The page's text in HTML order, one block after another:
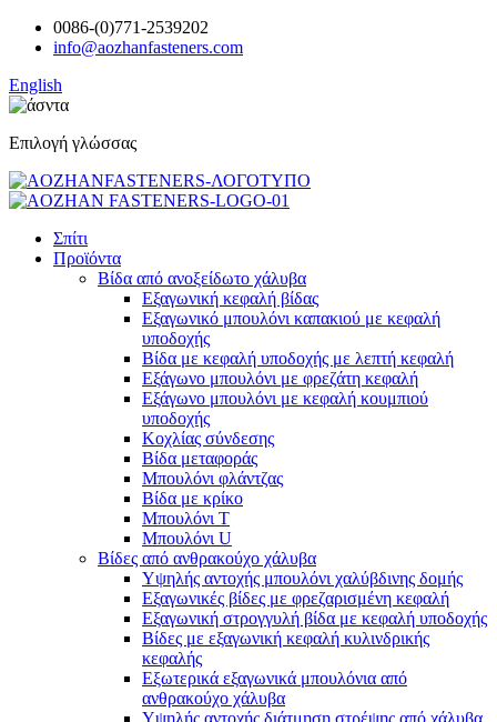
0086-(0)771-2539202
info@aozhanfasteners.com
English
Επιλογή γλώσσας
Σπίτι
Προϊόντα
Βίδα από ανοξείδωτο χάλυβα
Εξαγωνική κεφαλή βίδας
Εξαγωνικό μπουλόνι καπακιού με κεφαλή
υποδοχής
Βίδα με κεφαλή υποδοχής με λεπτή κεφαλή
Εξάγωνο μπουλόνι με φρεζάτη κεφαλή
Εξάγωνο μπουλόνι με κεφαλή κουμπιού
υποδοχής
Κοχλίας σύνδεσης
Βίδα μεταφοράς
Μπουλόνι φλάντζας
Βίδα με κρίκο
Μπουλόνι Τ
Μπουλόνι U
Βίδες από ανθρακούχο χάλυβα
Υψηλής αντοχής μπουλόνι χαλύβδινης δομής
Εξαγωνικές βίδες με φρεζαρισμένη κεφαλή
Εξαγωνική στρογγυλή βίδα με κεφαλή υποδοχής
Βίδες με εξαγωνική κεφαλή κυλινδρικής
κεφαλής
Εξωτερικά εξαγωνικά μπουλόνια από
ανθρακούχο χάλυβα
Υψηλής αντοχής διάτμηση στρέψης από χάλυβα